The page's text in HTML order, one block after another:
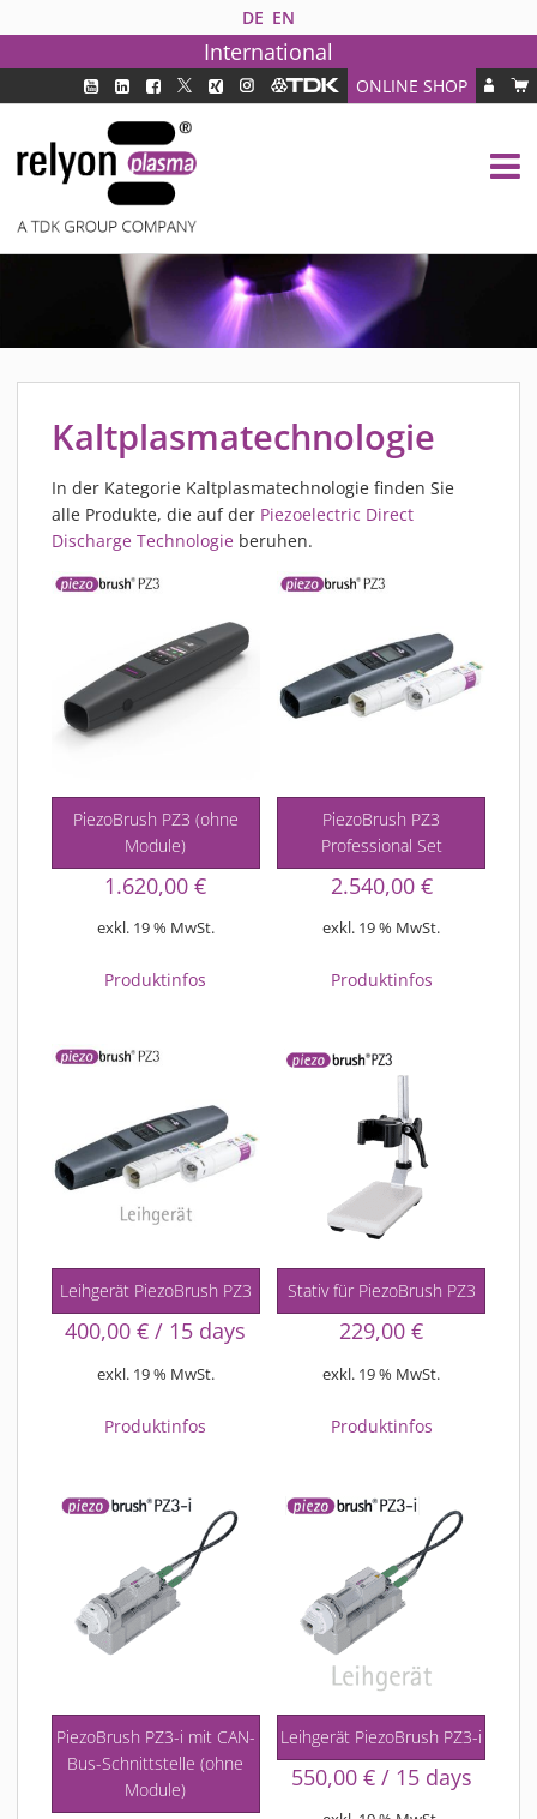
DE EN
International
ONLINE SHOP
PLASMATECHNOLOGIE
DBD TECHNOLOGIE
PAA TECHNOLOGIE®
PDD TECHNOLOGIE®
BRANCHEN
MEDIPLAS REACTOR
MEDIPLAS DRIVER
PIEZOBRUSH PZ3
PIEZOBRUSH PZ3-I
PIEZOBRUSH MODULE
PLASMABRUSH PB3
PLASMABRUSH PB3 INTEGRATION
PLASMATOOL
KONZEPTE
DOWNLOADS
ANWENDUNGEN
DESINFEKTION
LACKIEREN
VERKLEBEN
AKTUELLES
EVENTS
REFERENZEN
VIDEOS
ÜBER UNS
VISION, MISSION, WERTE
NACHHALTIGKEIT
ONLINE SHOP
Kaltplasmatechnologie
In der Kategorie Kaltplasmatechnologie finden Sie
alle Produkte, die auf der Piezoelectric Direct
Discharge Technologie beruhen.
PiezoBrush PZ3 (ohne
Module)
1.620,00€
exkl. 19 % MwSt.
Produktinfos
PiezoBrush PZ3
Professional Set
2.540,00 €
exkl. 19 % MwSt.
Produktinfos
Leihgerät PiezoBrush PZ3
400,00€ / 15 days
exkl. 19 % MwSt.
Produktinfos
Stativ für PiezoBrush PZ3
229,00€
exkl. 19 % MwSt.
Produktinfos
PiezoBrush PZ3-i mit CAN-
Bus-Schnittstelle (ohne
Module)
Leihgerät PiezoBrush PZ3-i
550,00 €/ 15 days